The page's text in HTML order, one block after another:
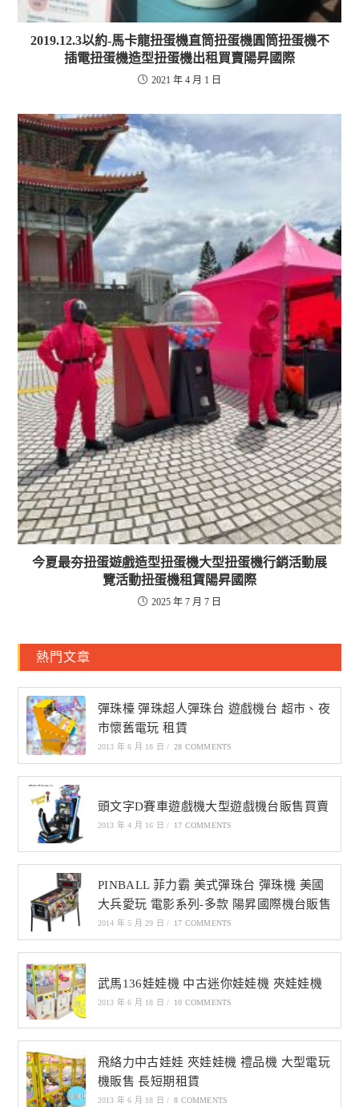
2019.12.3以約-馬卡龍扭蛋機直筒扭蛋機圓筒扭蛋機不
插電扭蛋機造型扭蛋機出租買賣陽昇國際
2021 年 4 月 1 日
今夏最夯扭蛋遊戲造型扭蛋機大型扭蛋機行銷活動展
覽活動扭蛋機租賃陽昇國際
2025 年 7 月 7 日
熱門文章
彈珠檯 彈珠超人彈珠台 遊戲機台 超市、夜
市懷舊電玩 租賃
2013 年 6 月 18 日 / 28 COMMENTS
頭文字D賽車遊戲機大型遊戲機台販售買賣
2013 年 4 月 16 日 / 17 COMMENTS
PINBALL 菲力霸 美式彈珠台 彈珠機 美國
大兵愛玩 電影系列-多款 陽昇國際機台販售
2014 年 5 月 29 日 / 17 COMMENTS
武馬136娃娃機 中古迷你娃娃機 夾娃娃機
2013 年 6 月 18 日 / 10 COMMENTS
飛絡力中古娃娃 夾娃娃機 禮品機 大型電玩
機販售 長短期租賃
2013 年 6 月 18 日 / 8 COMMENTS